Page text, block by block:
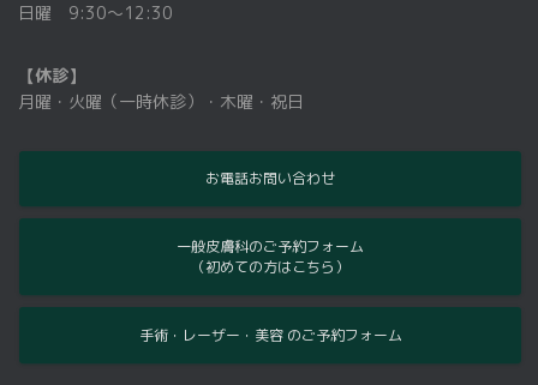
日曜 9:30〜12:30
【休診】
月曜・火曜（一時休診）・木曜・祝日
お電話お問い合わせ
一般皮膚科のご予約フォーム
（初めての方はこちら）
手術・レーザー・美容 のご予約フォーム